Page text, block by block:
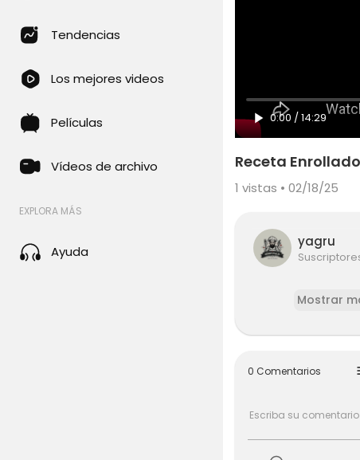
Tendencias
Los mejores videos
Películas
Vídeos de archivo
EXPLORA MÁS
Ayuda
0:00 /14:29
Receta
1 vistas • 02/18/25
yagru
Mostrar
0 Comentarios